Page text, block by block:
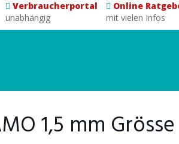
Verbraucherportal
unabhängig
Online
mit vielen Infos
1,5 mm